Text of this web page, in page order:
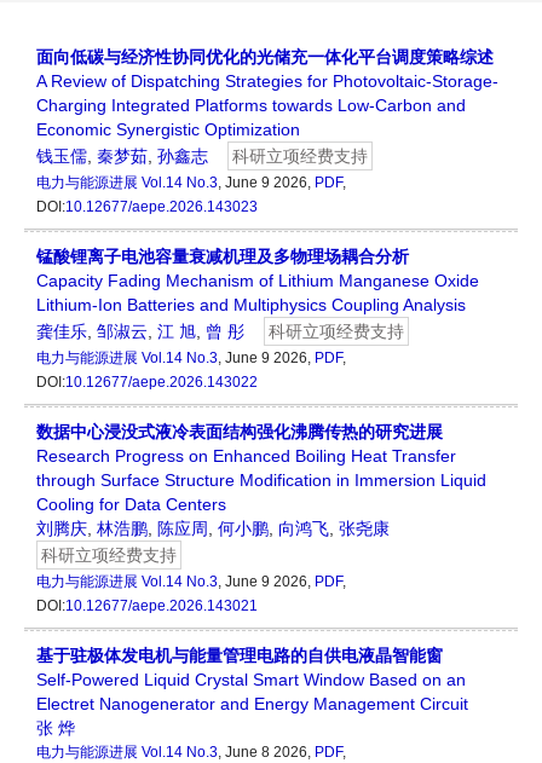
面向低碳与经济性协同优化的光储充一体化平台调度策略综述
A Review of Dispatching Strategies for Photovoltaic-Storage-
Charging Integrated Platforms towards Low-Carbon and
Economic Synergistic Optimization
钱玉儒, 秦梦茹, 孙鑫志 科研立项经费支持
电力与能源进展 Vol.14 No.3, June 9 2026, PDF,
DOI:10.12677/aepe.2026.143023
锰酸锂离子电池容量衰减机理及多物理场耦合分析
Capacity Fading Mechanism of Lithium Manganese Oxide
Lithium-Ion Batteries and Multiphysics Coupling Analysis
龚佳乐, 邹淑云, 江 旭, 曾 彤 科研立项经费支持
电力与能源进展 Vol.14 No.3, June 9 2026, PDF,
DOI:10.12677/aepe.2026.143022
数据中心浸没式液冷表面结构强化沸腾传热的研究进展
Research Progress on Enhanced Boiling Heat Transfer
through Surface Structure Modification in Immersion Liquid
Cooling for Data Centers
刘腾庆, 林浩鹏, 陈应周, 何小鹏, 向鸿飞, 张尧康
科研立项经费支持
电力与能源进展 Vol.14 No.3, June 9 2026, PDF,
DOI:10.12677/aepe.2026.143021
基于驻极体发电机与能量管理电路的自供电液晶智能窗
Self-Powered Liquid Crystal Smart Window Based on an
Electret Nanogenerator and Energy Management Circuit
张 烨
电力与能源进展 Vol.14 No.3, June 8 2026, PDF,